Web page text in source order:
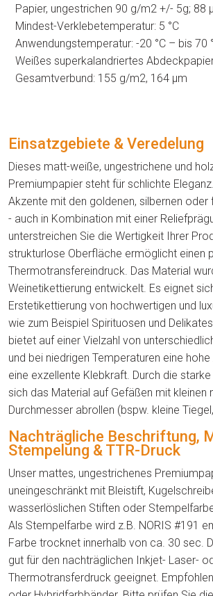
Papier, ungestrichen 90 g/m2 +/- 5g; 88
Mindest-Verklebetemperatur: 5 °C
Anwendungstemperatur: -20 °C – bis 70
Weißes superkalandriertes
Gesamtverbund: 155 g/m2, 164 μm
Einsatzgebiete & Veredelung
Dieses matt-weiße, ungestrichene und
Premiumpapier steht für schlichte
Akzente mit den goldenen, silbernen oder
- auch in Kombination mit einer
unterstreichen Sie die Wertigkeit Ihrer
strukturlose Oberfläche ermöglicht einen
Thermotransfereindruck. Das Material
Weinetikettierung entwickelt. Es eignet
Erstetikettierung von hochwertigen und
wie zum Beispiel Spirituosen und
bietet auf einer Vielzahl von
und bei niedrigen Temperaturen eine
eine exzellente Klebkraft. Durch die
sich das Material auf Gefäßen mit kleinen
Durchmesser abrollen (bspw. kleine
Nachträgliche Beschriftung,
Stempelung & TTR-Druck
Unser mattes, ungestrichenes
uneingeschränkt mit Bleistift,
wasserlöslichen Stiften oder
Als Stempelfarbe wird z.B. NORIS #191
Farbe trocknet innerhalb von ca. 30 sec.
gut für den nachträglichen Inkjet- Laser-
Thermotransferdruck geeignet.